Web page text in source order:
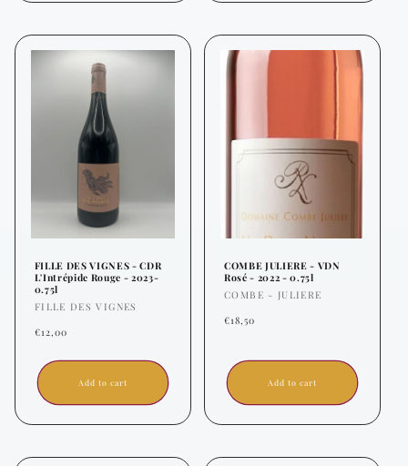
FILLE DES VIGNES - CDR
L'Intrépide Rouge - 2023-
0.75l
Vendor:
FILLE DES VIGNES
Regular
€12,00
Add to cart
COMBE JULIERE - VDN
Rosé - 2022 - 0.75l
Vendor:
COMBE - JULIERE
Regular
€18,50
Add to cart